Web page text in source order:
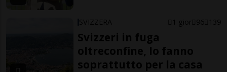
SVIZZERA 1 gior 96 139
Svizzeri in fuga
oltreconfine, lo fanno
soprattutto per la casa